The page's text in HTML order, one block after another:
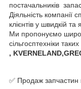
постачальників
Діяльність
клієнтів у швидкій та
Ми пропонуємо
сільгосптехніки
,
✅ Продаж